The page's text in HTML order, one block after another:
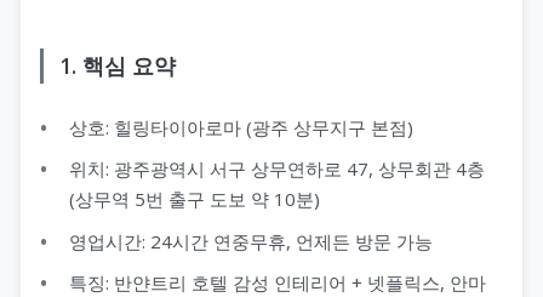
1. 핵심 요약
상호: 힐링타이아로마 (광주 상무지구 본점)
위치: 광주광역시 서구 상무연하로 47, 상무회관 4층
(상무역 5번 출구 도보 약 10분)
영업시간: 24시간 연중무휴, 언제든 방문 가능
특징: 반얀트리 호텔 감성 인테리어 + 넷플릭스, 안마